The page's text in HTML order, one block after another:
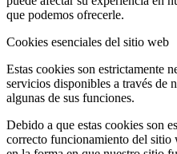
que podemos ofrecerle.
Cookies esenciales del sitio web
Estas cookies son estrictamente
servicios disponibles a través de
algunas de sus funciones.
Debido a que estas cookies son
correcto funcionamiento del sitio